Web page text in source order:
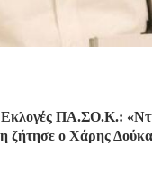
ΠΑ.ΣΟ.Κ.:
ζήτησε ο Χάρης